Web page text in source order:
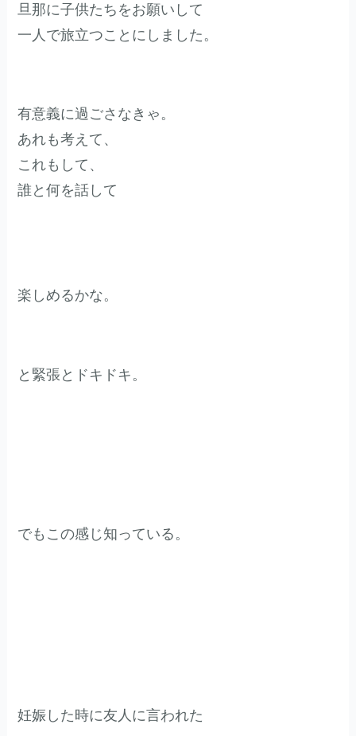
旦那に子供たちをお願いして
一人で旅立つことにしました。
有意義に過ごさなきゃ。
あれも考えて、
これもして、
誰と何を話して
楽しめるかな。
と緊張とドキドキ。
でもこの感じ知っている。
妊娠した時に友人に言われた